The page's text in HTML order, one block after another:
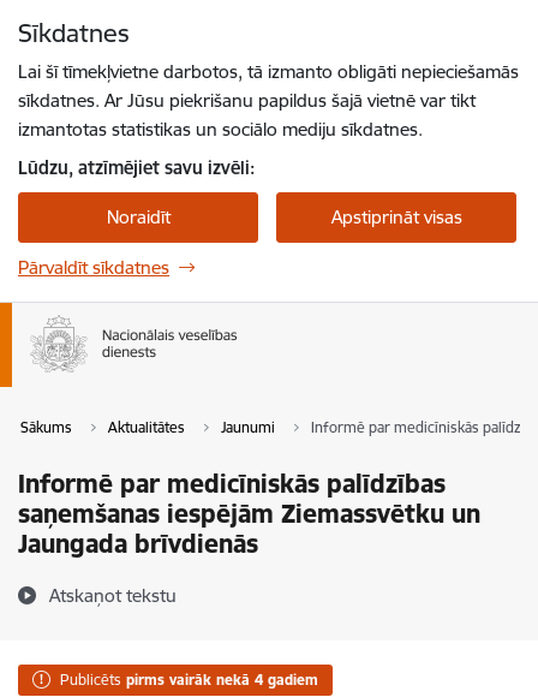
Sīkdatnes
Lai šī tīmekļvietne darbotos, tā izmanto obligāti nepieciešamās
sīkdatnes. Ar Jūsu piekrišanu papildus šajā vietnē var tikt
izmantotas statistikas un sociālo mediju sīkdatnes.
Lūdzu, atzīmējiet savu izvēli:
Noraidīt Apstiprināt visas
Pārvaldīt sīkdatnes
Sākums Aktualitātes Jaunumi Informē par medicīniskās
Informē par medicīniskās palīdzības
saņemšanas iespējām Ziemassvētku un
Jaungada brīvdienās
Atskaņot tekstu
Publicēts pirms vairāk nekā 4 gadiem